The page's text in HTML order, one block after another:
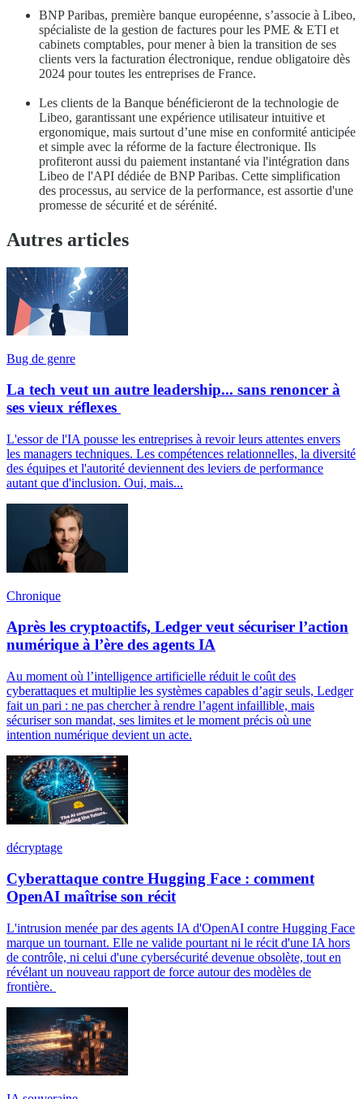
BNP Paribas, première banque européenne, s’associe à Libeo,
spécialiste de la gestion de factures pour les PME & ETI et
cabinets comptables, pour mener à bien la transition de ses
clients vers la facturation électronique, rendue obligatoire dès
2024 pour toutes les entreprises de France.
Les clients de la Banque bénéficieront de la technologie de
Libeo, garantissant une expérience utilisateur intuitive et
ergonomique, mais surtout d’une mise en conformité anticipée
et simple avec la réforme de la facture électronique. Ils
profiteront aussi du paiement instantané via l'intégration dans
Libeo de l'API dédiée de BNP Paribas. Cette simplification
des processus, au service de la performance, est assortie d'une
promesse de sécurité et de sérénité.
Autres articles
Bug de genre
La tech veut un autre leadership... sans renoncer à
ses vieux réflexes
L'essor de l'IA pousse les entreprises à revoir leurs attentes envers
les managers techniques. Les compétences relationnelles, la diversité
des équipes et l'autorité deviennent des leviers de performance
autant que d'inclusion. Oui, mais...
Chronique
Après les cryptoactifs, Ledger veut sécuriser l’action
numérique à l’ère des agents IA
Au moment où l’intelligence artificielle réduit le coût des
cyberattaques et multiplie les systèmes capables d’agir seuls, Ledger
fait un pari : ne pas chercher à rendre l’agent infaillible, mais
sécuriser son mandat, ses limites et le moment précis où une
intention numérique devient un acte.
décryptage
Cyberattaque contre Hugging Face : comment
OpenAI maîtrise son récit
L'intrusion menée par des agents IA d'OpenAI contre Hugging Face
marque un tournant. Elle ne valide pourtant ni le récit d'une IA hors
de contrôle, ni celui d'une cybersécurité devenue obsolète, tout en
révélant un nouveau rapport de force autour des modèles de
frontière.